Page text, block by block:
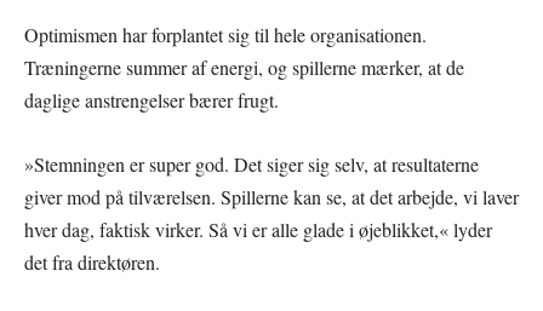
Optimismen har forplantet sig til hele organisationen.
Træningerne summer af energi, og spillerne mærker, at de
daglige anstrengelser bærer frugt.
»Stemningen er super god. Det siger sig selv, at resultaterne
giver mod på tilværelsen. Spillerne kan se, at det arbejde, vi laver
hver dag, faktisk virker. Så vi er alle glade i øjeblikket,« lyder
det fra direktøren.